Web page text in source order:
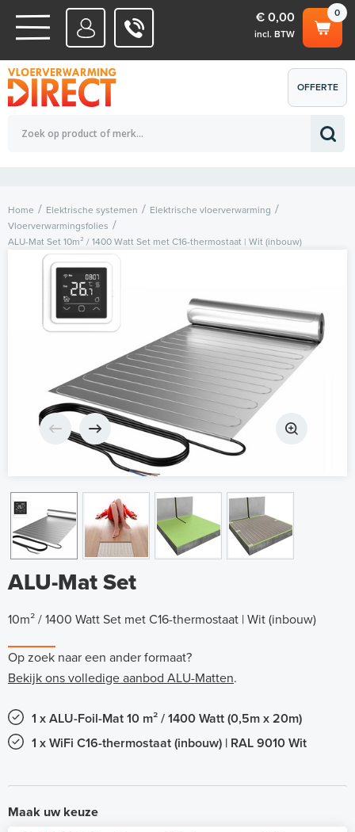
WATERSYSTEMEN
ELEKTRISCHE SYSTEMEN
0
€ 0,00
incl. BTW
Totaalbedrag (incl. BTW) € 0,00
OFFERTE
AANVRAGEN
Home Elektrische systemen
Elektrische vloerverwarming
Vloerverwarmingsfolies
ALU-Mat Set 10m² / 1400 Watt Set met C16-thermostaat | Wit (inbouw)
ALU-Mat Set
10m² / 1400 Watt Set met C16-thermostaat | Wit (inbouw)
Op zoek naar een ander formaat?
Bekijk ons volledige aanbod ALU-Matten.
1 x ALU-Foil-Mat 10 m² / 1400 Watt (0,5m x 20m)
1 x WiFi C16-thermostaat (inbouw) | RAL 9010 Wit
Maak uw keuze